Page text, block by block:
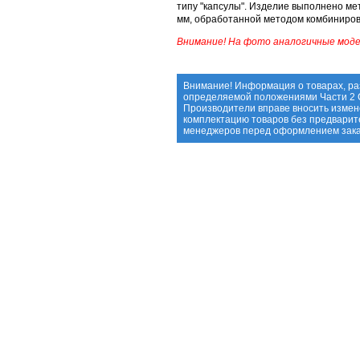
типу "капсулы". Изделие выполнено
мм, обработанной методом
Внимание! На фото аналогичные
Внимание! Информация о товарах,
определяемой положениями Части 2
Производители вправе вносить
комплектацию товаров без
менеджеров перед оформлением